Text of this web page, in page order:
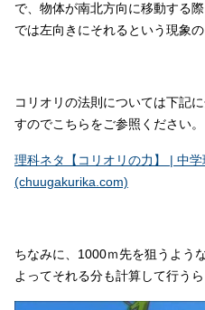
で、物体が南北方向に移動する
では左向きにそれるという現象の
コリオリの法則については下記
すのでこちらをご参照ください。
理科ネタ【コリオリの力】 | 中
(chuugakurika.com)
ちなみに、 1000ｍ先を狙うよう
よってそれる分も計算して行うら